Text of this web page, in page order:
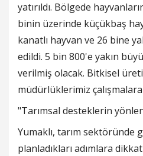
yatırıldı. Bölgede
binin üzerinde küçükbaş
kanatlı hayvan ve 26 bine
edildi. 5 bin 800'e yakın
verilmiş olacak. Bitkisel
müdürlüklerimiz
"Tarımsal desteklerin
Yumaklı, tarım sektöründe
planladıkları adımlara